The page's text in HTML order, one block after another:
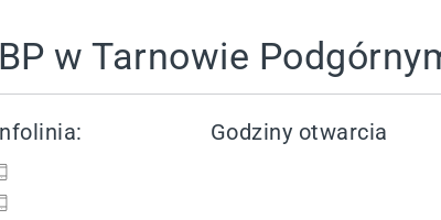
w Tarnowie
Godziny otwarcia